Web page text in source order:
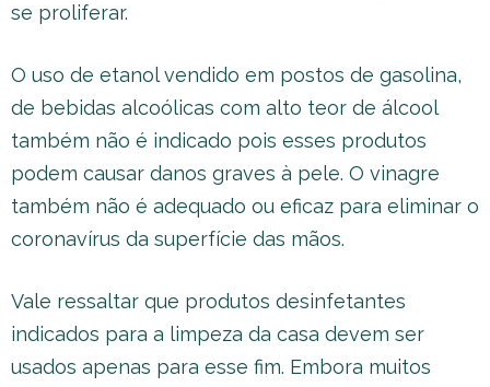
se proliferar.
O uso de etanol vendido em postos de gasolina,
de bebidas alcoólicas com alto teor de álcool
também não é indicado pois esses produtos
podem causar danos graves à pele. O vinagre
também não é adequado ou eficaz para eliminar o
coronavírus da superfície das mãos.
Vale ressaltar que produtos desinfetantes
indicados para a limpeza da casa devem ser
usados apenas para esse fim. Embora muitos